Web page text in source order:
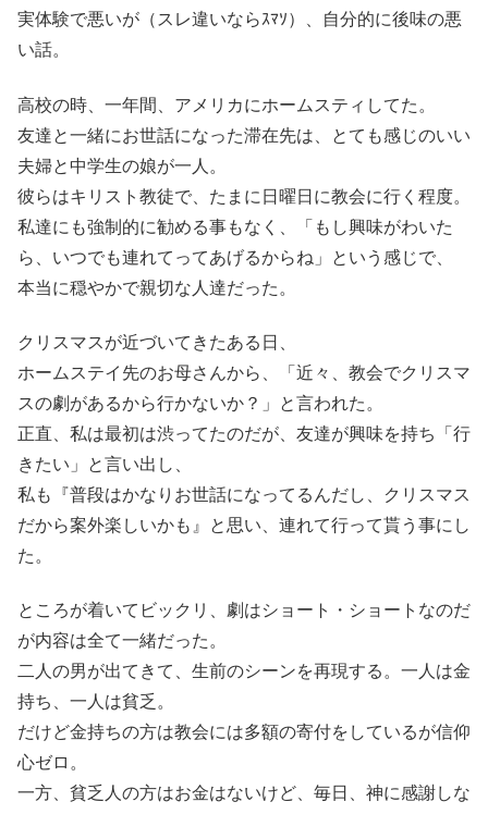
実体験で悪いが（スレ違いならｽﾏｿ）、自分的に後味の悪
い話。
高校の時、一年間、アメリカにホームスティしてた。
友達と一緒にお世話になった滞在先は、とても感じのいい
夫婦と中学生の娘が一人。
彼らはキリスト教徒で、たまに日曜日に教会に行く程度。
私達にも強制的に勧める事もなく、「もし興味がわいた
ら、いつでも連れてってあげるからね」という感じで、
本当に穏やかで親切な人達だった。
クリスマスが近づいてきたある日、
ホームステイ先のお母さんから、「近々、教会でクリスマ
スの劇があるから行かないか？」と言われた。
正直、私は最初は渋ってたのだが、友達が興味を持ち「行
きたい」と言い出し、
私も『普段はかなりお世話になってるんだし、クリスマス
だから案外楽しいかも』と思い、連れて行って貰う事にし
た。
ところが着いてビックリ、劇はショート・ショートなのだ
が内容は全て一緒だった。
二人の男が出てきて、生前のシーンを再現する。一人は金
持ち、一人は貧乏。
だけど金持ちの方は教会には多額の寄付をしているが信仰
心ゼロ。
一方、貧乏人の方はお金はないけど、毎日、神に感謝しな